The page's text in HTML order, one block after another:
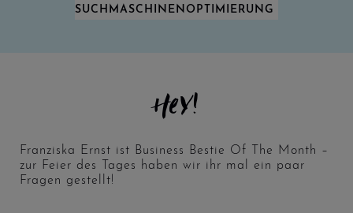
SUCHMASCHINENOPTIMIERUNG
Hey!
Franziska Ernst ist Business Bestie Of The Month –
zur Feier des Tages haben wir ihr mal ein paar
Fragen gestellt!